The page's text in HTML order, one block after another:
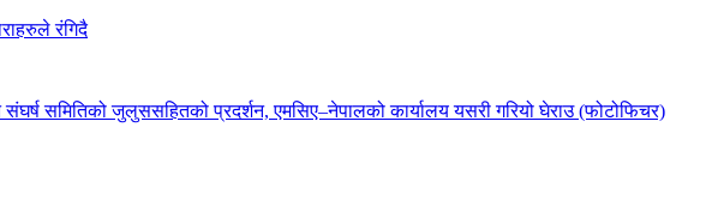
रंगिदै
समितिको जुलुससहितको प्रदर्शन, एमसिए–नेपालको कार्यालय यसरी गरियो घेराउ (फोटोफिचर)